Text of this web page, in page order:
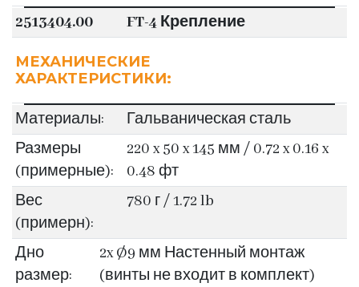
2513404.00 FT-4 Крепление
МЕХАНИЧЕСКИЕ
ХАРАКТЕРИСТИКИ:
Материалы:
Гальваническая сталь
Размеры
(примерные):
220 x 50 x 145 мм / 0.72 x 0.16 x
0.48 фт
Вес
(примерн):
780 г / 1.72 lb
Дно
размер:
2x Ø9 мм Настенный монтаж
(винты не входит в комплект)